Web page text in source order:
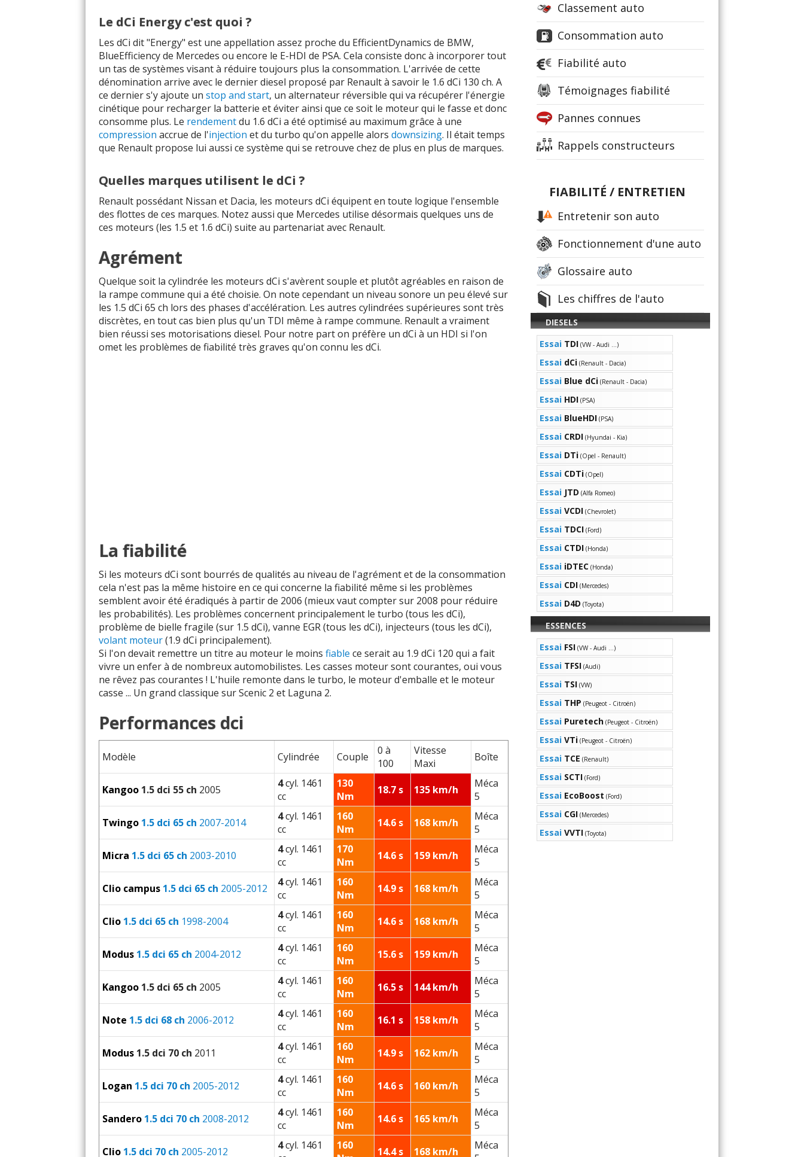
1.9 DCI 100 ch
1.9 DCI 105 ch 4 cyl. 1870 cc /200Nm
1.9 DCI 110 ch 4 cyl. 1870cc /220Nm
1.9 DCI 120 ch 4 cyl. 1870cc /270Nm
1.9 DCI 125 ch 4 cyl. 1870cc /300Nm
1.9 DCI 130 ch 4 cyl. 1870cc /300 Nm
2.0 BLUE DCI 160 ch 4 cyl. 1997
2.0 BLUE DCI 185 ch 4 cyl. 1997cc /380Nm
2.0 BLUE DCI 190 ch 4 cyl. 1997cc /400
2.0 DCI 130 ch 4 cyl. 1995cc / 320Nm
2.0 DCI 150 ch 4 cyl. 1994cc / 340Nm
2.0 DCI 160 ch 4 cyl. 1995cc /380Nm
2.2 DCI 136 ch 4 cyl. 2184 cc /300Nm
2.2 DCI 140 ch 4 cyl. 2184cc /310Nm
2.2 DCI 150 ch 4 cyl. 2188cc /320Nm
3.0 DCI 180 ch 6 cyl. 2958cc /360Nm
3.0 DCI 235 ch 6 cyl. 2993cc / 450Nm
6 cyl. 2993
Le dCi Energy c'est quoi ?
Les dCi dit "Energy" est une appellation assez proche du EfficientDynamics de BMW,
BlueEfficiency de Mercedes ou encore le E-HDI de PSA. Cela consiste donc à incorporer tout
un tas de systèmes visant à réduire toujours plus la consommation. L'arrivée de cette
dénomination arrive avec le dernier diesel proposé par Renault à savoir le 1.6 dCi 130 ch. A
ce dernier s'y ajoute un stop and start, un alternateur réversible qui va récupérer l'énergie
cinétique pour recharger la batterie et éviter ainsi que ce soit le moteur qui le fasse et donc
consomme plus. Le rendementdu 1.6 dCi a été optimisé au maximum grâce à une
compression accrue de l'injection et du turbo qu'on appelle alors downsizing. Il était temps
que Renault propose lui aussi ce système qui se retrouve chez de plus en plus de marques.
Quelles marques utilisent le dCi ?
Renault possédant Nissan et Dacia, les moteurs dCi équipent en toute logique l'ensemble
des flottes de ces marques. Notez aussi que Mercedes utilise désormais quelques uns de
ces moteurs (les 1.5 et 1.6 dCi) suite au partenariat avec Renault.
Agrément
Quelque soit la cylindrée les moteurs dCi s'avèrent souple et plutôt agréables en raison de
la rampe commune qui a été choisie. On note cependant un niveau sonore un peu élevé sur
les 1.5 dCi 65 ch lors des phases d'accélération. Les autres cylindrées supérieures sont très
discrètes, en tout cas bien plus qu'un TDI même à rampe commune. Renault a vraiment
bien réussi ses motorisations diesel. Pour notre part on préfère un dCi à un HDI si l'on
omet les problèmes de fiabilité très graves qu'on connu les dCi.
La fiabilité
Si les moteurs dCi sont bourrés de qualités au niveau de l'agrément et de la consommation
cela n'est pas la même histoire en ce qui concerne la fiabilité même si les problèmes
semblent avoir été éradiqués à partir de 2006 (mieux vaut compter sur 2008 pour réduire
les probabilités). Les problèmes concernent principalement le turbo (tous les dCi),
problème de bielle fragile (sur 1.5 dCi), vanne EGR (tous les dCi), injecteurs (tous les dCi),
volant moteur(1.9 dCi principalement).
Si l'on devait remettre un titre au moteur le moins fiable ce serait au 1.9 dCi 120 qui a fait
vivre un enfer à de nombreux automobilistes. Les casses moteur sont courantes, oui vous
ne rêvez pas courantes ! L'huile remonte dans le turbo, le moteur d'emballe et le moteur
casse ... Un grand classique sur Scenic 2 et Laguna 2.
Performances dci
Modèle Cylindrée Couple
0 à
100
Vitesse
Maxi
Boîte
Kangoo 1.5 dci 55 ch 2005 4cyl. 1461
cc
130
Nm
18.7 s 135 km/h
Méca
5
Twingo 1.5 dci 65 ch 2007-2014 4cyl. 1461
cc
160
Nm
14.6 s 168 km/h
Méca
5
Micra 1.5 dci 65 ch 2003-2010 4cyl. 1461
cc
170
Nm
14.6 s 159 km/h
Méca
5
Clio campus 1.5 dci 65 ch 2005-2012 4cyl. 1461
cc
160
Nm
14.9 s 168 km/h
Méca
5
Clio 1.5 dci 65 ch 1998-2004 4cyl. 1461
cc
160
Nm
14.6 s 168 km/h
Méca
5
Modus 1.5 dci 65 ch 2004-2012 4cyl. 1461
cc
160
Nm
15.6 s 159 km/h
Méca
5
Kangoo 1.5 dci 65 ch 2005 4cyl. 1461
cc
160
Nm
16.5 s 144 km/h
Méca
5
Note 1.5 dci 68 ch 2006-2012 4cyl. 1461
cc
160
Nm
16.1 s 158 km/h
Méca
5
Modus 1.5 dci 70 ch 2011 4cyl. 1461
cc
160
Nm
14.9 s 162 km/h
Méca
5
Logan 1.5 dci 70 ch 2005-2012 4cyl. 1461
cc
160
Nm
14.6 s 160 km/h
Méca
5
Sandero 1.5 dci 70 ch 2008-2012 4cyl. 1461
cc
160
Nm
14.6 s 165 km/h
Méca
5
Clio 1.5 dci 70 ch 2005-2012 4cyl. 1461
160
14.4 s 168 km/h
Méca
Classement auto
Consommation auto
Fiabilité auto
Témoignages fiabilité
Pannes connues
Rappels constructeurs
FIABILITÉ / ENTRETIEN
Entretenir son auto
Fonctionnement d'une auto
Glossaire auto
Les chiffres de l'auto
DIESELS
Essai TDI (VW - Audi ...)
Essai dCi (Renault - Dacia)
Essai Blue dCi (Renault - Dacia)
Essai HDI (PSA)
Essai BlueHDI (PSA)
Essai CRDI (Hyundai - Kia)
Essai DTi (Opel - Renault)
Essai CDTi (Opel)
Essai JTD (Alfa Romeo)
Essai VCDI (Chevrolet)
Essai TDCI (Ford)
Essai CTDI (Honda)
Essai iDTEC (Honda)
Essai CDI (Mercedes)
Essai D4D (Toyota)
ESSENCES
Essai FSI (VW - Audi ...)
Essai TFSI (Audi)
Essai TSI (VW)
Essai THP (Peugeot - Citroën)
Essai Puretech (Peugeot - Citroën)
Essai VTi (Peugeot - Citroën)
Essai TCE (Renault)
Essai SCTI (Ford)
Essai EcoBoost (Ford)
Essai CGI (Mercedes)
Essai VVTI (Toyota)